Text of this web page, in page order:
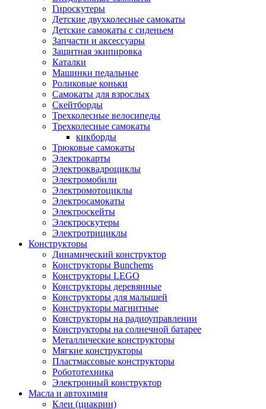
Гироскутеры
Детские двухколесные самокаты
Детские самокаты с сиденьем
Запчасти и аксессуары
Защитная экипировка
Каталки
Машинки педальные
Роликовые коньки
Самокаты для взрослых
Скейтборды
Трехколесные велосипеды
Трехколесные самокаты
кикборды
Трюковые самокаты
Электрокарты
Электроквадроциклы
Электромобили
Электромотоциклы
Электросамокаты
Электроскейты
Электроскутеры
Электротрициклы
Конструкторы
Динамический конструктор
Конструкторы Bunchems
Конструкторы LEGO
Конструкторы деревянные
Конструкторы для малышей
Конструкторы магнитные
Конструкторы на радиоуправлении
Конструкторы на солнечной батарее
Металлические конструкторы
Мягкие конструкторы
Пластмассовые конструкторы
Робототехника
Электронный конструктор
Масла и автохимия
Клеи (циакрин)